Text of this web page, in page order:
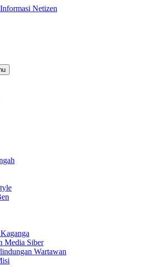
Media Siber
Wartawan